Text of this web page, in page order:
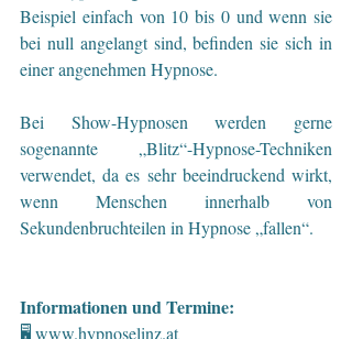
Beispiel einfach von 10 bis 0 und wenn sie
bei null angelangt sind, befinden sie sich in
einer angenehmen Hypnose.
Bei Show-Hypnosen werden gerne
sogenannte „Blitz“-Hypnose-Techniken
verwendet, da es sehr beeindruckend wirkt,
wenn Menschen innerhalb von
Sekundenbruchteilen in Hypnose „fallen“.
Informationen und Termine:
🖥 www.hypnoselinz.at